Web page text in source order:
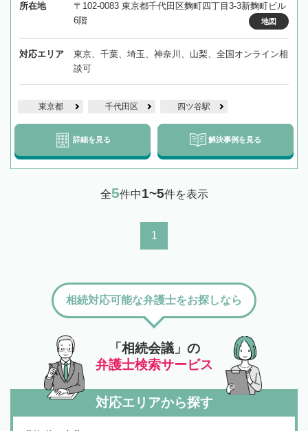
所在地
〒102-0083 東京都千代田区麴町四丁目3-3新麴町ビル
6階
地図
対応エリア
東京、千葉、埼玉、神奈川、山梨、全国オンライン相
談可
東京都 千代田区 四ツ谷駅
詳細を見る 解決事例を見る
全5件中1~5件を表示
1
「相続会議」の
弁護士検索サービス
相続対応可能な弁護士をお探しなら
対応エリアから探す